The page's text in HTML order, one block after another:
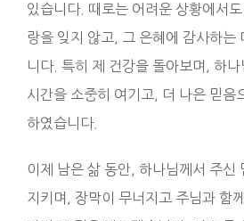
있습니다. 때로는 어려운 상황에서
랑을 잊지 않고, 그 은혜에 감사하는
니다. 특히 제 건강을 돌아보며, 하
시간을 소중히 여기고, 더 나은 믿음
하였습니다.
이제 남은 삶 동안, 하나님께서 주신
지키며, 장막이 무너지고 주님과 함